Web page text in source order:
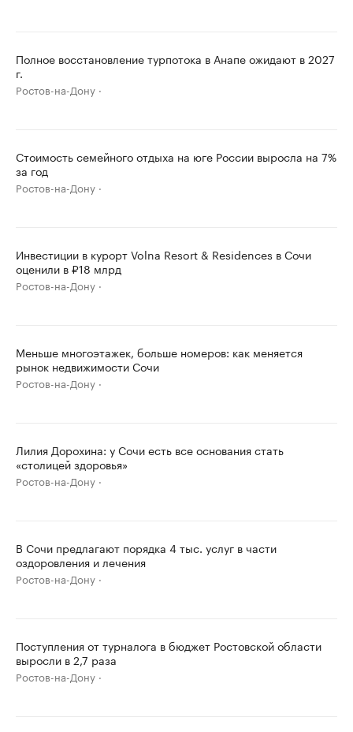
Полное восстановление турпотока в Анапе ожидают в 2027
г.
Ростов-на-Дону
Стоимость семейного отдыха на юге России выросла на 7%
за год
Ростов-на-Дону
Инвестиции в курорт Volna Resort & Residences в Сочи
оценили в ₽18 млрд
Ростов-на-Дону
Меньше многоэтажек, больше номеров: как меняется
рынок недвижимости Сочи
Ростов-на-Дону
Лилия Дорохина: у Сочи есть все основания стать
«столицей здоровья»
Ростов-на-Дону
В Сочи предлагают порядка 4 тыс. услуг в части
оздоровления и лечения
Ростов-на-Дону
Поступления от турналога в бюджет Ростовской области
выросли в 2,7 раза
Ростов-на-Дону